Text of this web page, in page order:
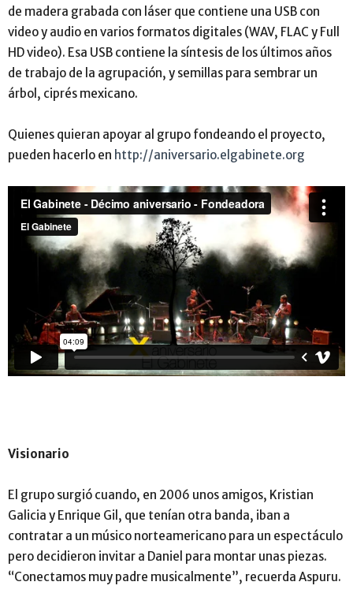
de madera grabada con láser que contiene una USB con
video y audio en varios formatos digitales (WAV, FLAC y Full
HD video). Esa USB contiene la síntesis de los últimos años
de trabajo de la agrupación, y semillas para sembrar un
árbol, ciprés mexicano.
Quienes quieran apoyar al grupo fondeando el proyecto,
pueden hacerlo en http://aniversario.elgabinete.org
Visionario
El grupo surgió cuando, en 2006 unos amigos, Kristian
Galicia y Enrique Gil, que tenían otra banda, iban a
contratar a un músico norteamericano para un espectáculo
pero decidieron invitar a Daniel para montar unas piezas.
“Conectamos muy padre musicalmente”, recuerda Aspuru.